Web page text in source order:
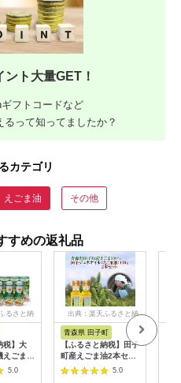
ト大量GET！
フトコードなど
って知ってましたか？
カテゴリ
えごま油 その他
すめの返礼品
るさと納
税
税】大
ごま油
5.0
出典：楽天ふるさと納
青森県 田子町
【ふるさと納税】田子
町産えごま油2本セッ
ト 食用油/植物油
5.0